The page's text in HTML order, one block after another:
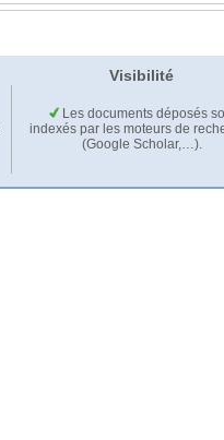
Visibilité
Les documents déposés
indexés par les moteurs de
(Google Scholar,…).